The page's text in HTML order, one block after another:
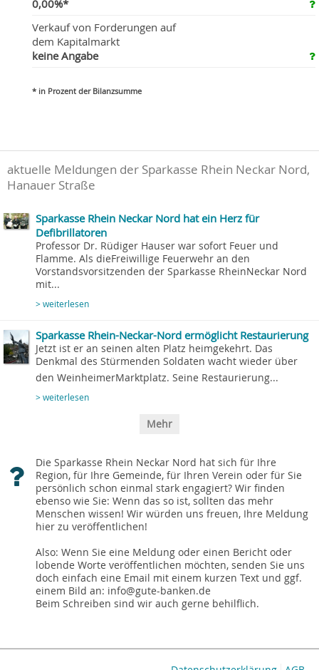
0,00%*
Verkauf von Forderungen auf
dem Kapitalmarkt
keine Angabe
* in Prozent der Bilanzsumme
aktuelle Meldungen der Sparkasse Rhein Neckar Nord,
Hanauer Straße
Sparkasse Rhein Neckar Nord hat ein Herz für
Defibrillatoren
Professor Dr. Rüdiger Hauser war sofort Feuer und
Flamme. Als dieFreiwillige Feuerwehr an den
Vorstandsvorsitzenden der Sparkasse RheinNeckar Nord
mit...
> weiterlesen
Sparkasse Rhein-Neckar-Nord ermöglicht Restaurierung
Jetzt ist er an seinen alten Platz heimgekehrt. Das
Denkmal des Stürmenden Soldaten wacht wieder über
den WeinheimerMarktplatz. Seine Restaurierung...
> weiterlesen
Mehr
Die Sparkasse Rhein Neckar Nord hat sich für Ihre
Region, für Ihre Gemeinde, für Ihren Verein oder für Sie
persönlich schon einmal stark engagiert? Wir finden
ebenso wie Sie: Wenn das so ist, sollten das mehr
Menschen wissen! Wir würden uns freuen, Ihre Meldung
hier zu veröffentlichen!
Also: Wenn Sie eine Meldung oder einen Bericht oder
lobende Worte veröffentlichen möchten, senden Sie uns
doch einfach eine Email mit einem kurzen Text und ggf.
einem Bild an: info@gute-banken.de
Beim Schreiben sind wir auch gerne behilflich.